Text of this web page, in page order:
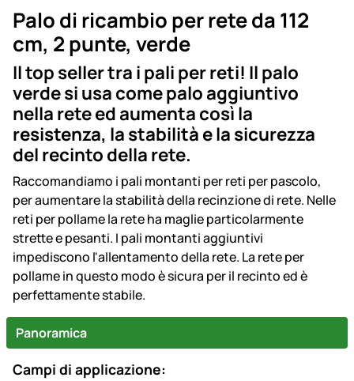
Palo di ricambio per rete da 112
cm, 2 punte, verde
Il top seller tra i pali per reti! Il palo
verde si usa come palo aggiuntivo
nella rete ed aumenta così la
resistenza, la stabilità e la sicurezza
del recinto della rete.
Raccomandiamo i pali montanti per reti per pascolo,
per aumentare la stabilità della recinzione di rete. Nelle
reti per pollame la rete ha maglie particolarmente
strette e pesanti. I pali montanti aggiuntivi
impediscono l'allentamento della rete. La rete per
pollame in questo modo è sicura per il recinto ed è
perfettamente stabile.
Panoramica
Campi di applicazione: